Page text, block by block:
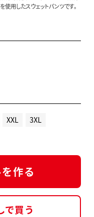
用したスウェットパンツです。
XXL 3XL
作る
で買う